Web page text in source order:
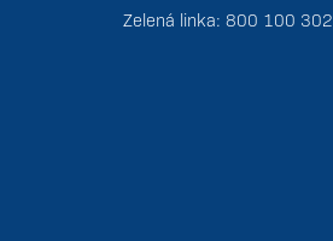
Zelená linka: 800 100 302